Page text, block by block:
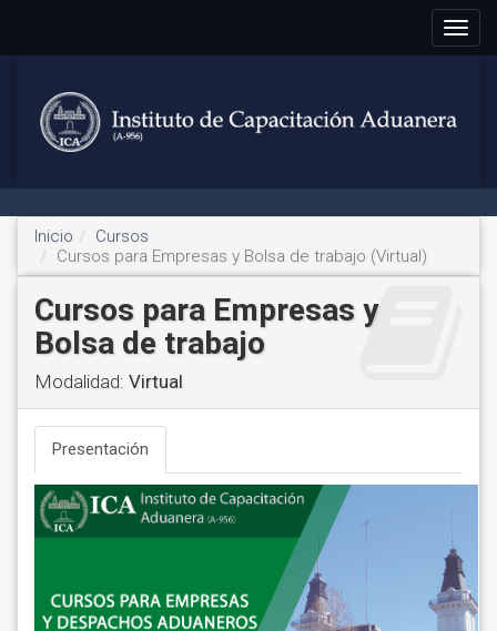
Toggle
Inicio
Cursos
Cursos para Empresas y Bolsa de trabajo (Virtual)
Cursos para Empresas y
Bolsa de trabajo
Modalidad: Virtual
Presentación